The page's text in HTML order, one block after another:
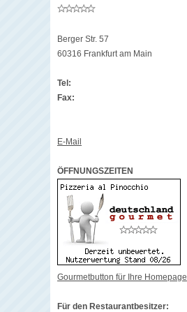
Berger Str. 57
60316 Frankfurt am Main
Tel:
Fax:
E-Mail
ÖFFNUNGSZEITEN
Gourmetbutton für Ihre Homepage
Für den Restaurantbesitzer: